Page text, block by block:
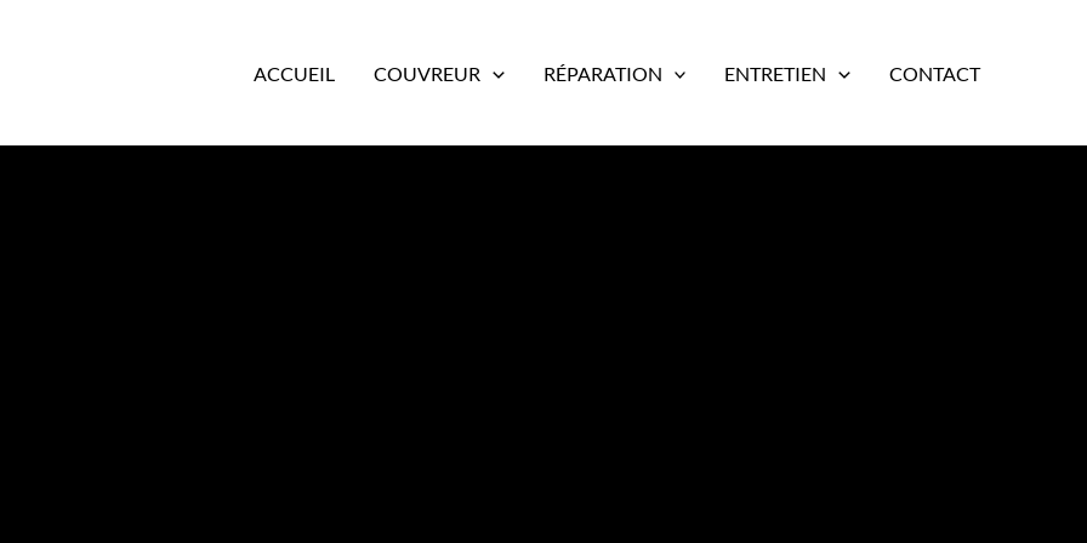
ACCUEIL COUVREUR RÉPARATION ENTRETIEN CONTACT